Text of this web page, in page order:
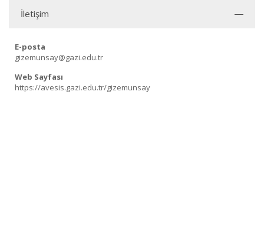
İletişim
E-posta
gizemunsay@gazi.edu.tr
Web Sayfası
https://avesis.gazi.edu.tr/gizemunsay